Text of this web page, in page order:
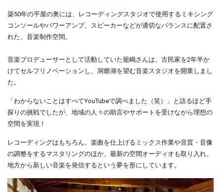
築50年の平屋の奥には、レコーディングスタジオで使用するミキシング
コンソールやパワーアンプ、スピーカーなどが適切なバランスに配置さ
れた、音楽制作空間。
音楽プロデューサーとして活動していた籠嶋さんは、古民家を2年半か
けてセルフリノベーションし、洞爺湖を望む音楽スタジオを開業しまし
た。
「わからないことはすべてYouTubeで調べました （笑）
」と語るほど手
探りの挑戦でしたが、地域の人々の助言やサポートを受けながら理想の
空間を実現！
レコーディングはもちろん、楽曲を仕上げるミックス作業や音質・音像
の調整をするマスタリングのほか、最新の空間オーディオも取り入れ、
地方から新しい音楽を発信するという夢を形にしています。